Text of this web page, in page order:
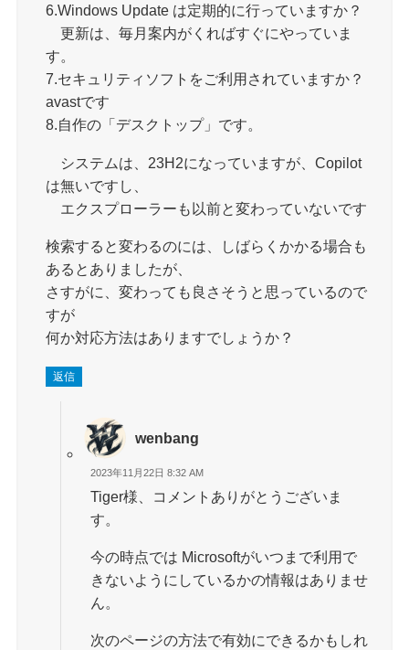
6.Windows Update は定期的に行っていますか？
更新は、毎月案内がくればすぐにやっていま
す。
7.セキュリティソフトをご利用されていますか？
avastです
8.自作の「デスクトップ」です。
システムは、23H2になっていますが、Copilot
は無いですし、
エクスプローラーも以前と変わっていないです
検索すると変わるのには、しばらくかかる場合も
あるとありましたが、
さすがに、変わっても良さそうと思っているので
すが
何か対応方法はありますでしょうか？
返信
wenbang
2023年11月22日 8:32 AM
Tiger様、コメントありがとうございま
す。
今の時点では Microsoftがいつまで利用で
きないようにしているかの情報はありませ
ん。
次のページの方法で有効にできるかもしれ